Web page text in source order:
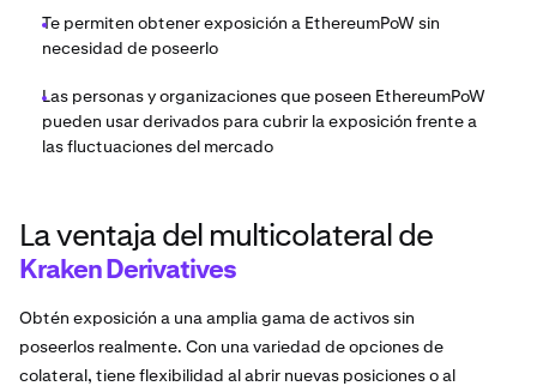
Te permiten obtener exposición a EthereumPoW sin
necesidad de poseerlo
Las personas y organizaciones que poseen EthereumPoW
pueden usar derivados para cubrir la exposición frente a
las fluctuaciones del mercado
La ventaja del multicolateral de
Kraken Derivatives
Obtén exposición a una amplia gama de activos sin
poseerlos realmente. Con una variedad de opciones de
colateral, tiene flexibilidad al abrir nuevas posiciones o al